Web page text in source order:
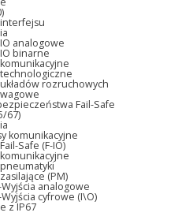
analogowe
binarne
technologiczne
rozruchowych
Fail-Safe
67)
komunikacyjne
Safe (F-IO)
(PM)
analogowe
cyfrowe (I\O)
z IP67